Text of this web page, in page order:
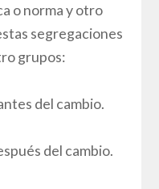
o norma y otro
segregaciones
grupos:
del cambio.
del cambio.